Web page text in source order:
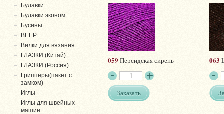
059Персидская сирень
Заказать
063
Булавки
Булавки эконом.
Бусины
ВЕЕР
Вилки для вязания
ГЛАЗКИ (Китай)
ГЛАЗКИ (Россия)
Грипперы(пакет с
замком)
Иглы
Иглы для швейных
машин